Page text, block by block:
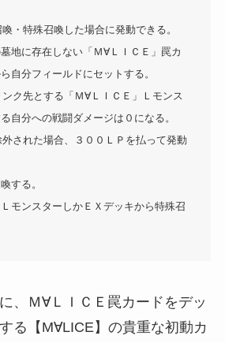
・特殊召喚した場合に発動できる。
地に存在しない「Ｍ∀ＬＩＣＥ」罠カ
自分フィールドにセットする。
ク先とする「Ｍ∀ＬＩＣＥ」Ｌモンス
自分への戦闘ダメージは０になる。
された場合、３００ＬＰを払って発動
する。
モンスターしかＥＸデッキから特殊召
、Ｍ∀ＬＩＣＥ罠カードをデッ
る【M∀LICE】の貴重な初動カ